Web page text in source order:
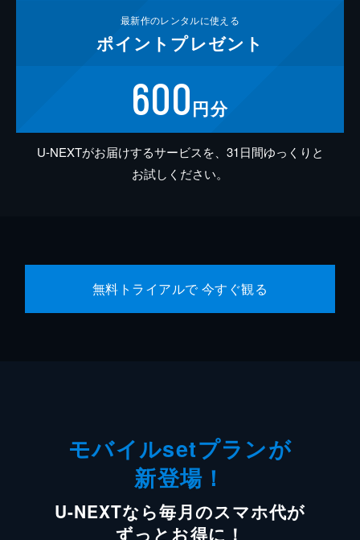
最新作のレンタルに使える
ポイント プレゼント
600円分
U-NEXTがお届けするサービスを、31日間ゆっくりと
お試しください。
無料トライアルで 今すぐ観る
モバイルsetプランが
新登場！
U-NEXTなら毎月のスマホ代が
ずっとお得に！